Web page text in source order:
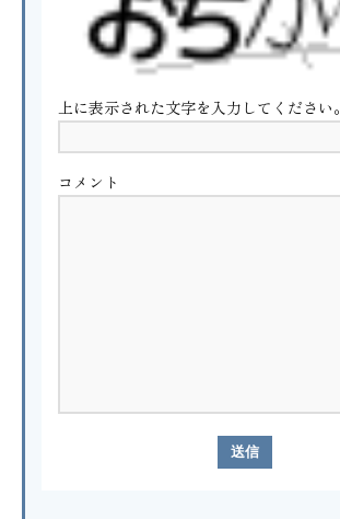
上に表示された文字を入力してください。
コメント